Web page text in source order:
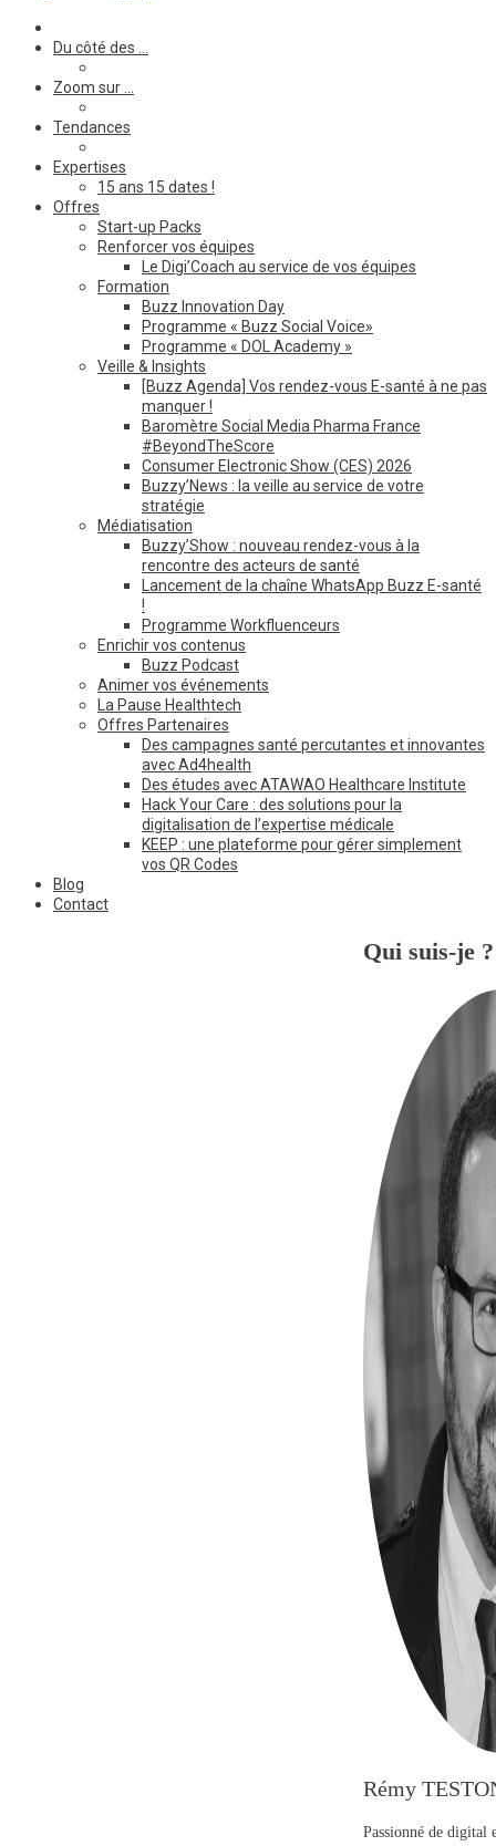
Du côté des …
Zoom sur …
Tendances
Expertises
15 ans 15 dates !
Offres
Start-up Packs
Renforcer vos équipes
Le Digi’Coach au service de vos équipes
Formation
Buzz Innovation Day
Programme « Buzz Social Voice»
Programme « DOL Academy »
Veille & Insights
[Buzz Agenda] Vos rendez-vous E-santé à ne pas
manquer !
Baromètre Social Media Pharma France
#BeyondTheScore
Consumer Electronic Show (CES) 2026
Buzzy’News : la veille au service de votre
stratégie
Médiatisation
Buzzy’Show : nouveau rendez-vous à la
rencontre des acteurs de santé
Lancement de la chaîne WhatsApp Buzz E-santé
!
Programme Workfluenceurs
Enrichir vos contenus
Buzz Podcast
Animer vos événements
La Pause Healthtech
Offres Partenaires
Des campagnes santé percutantes et innovantes
avec Ad4health
Des études avec ATAWAO Healthcare Institute
Hack Your Care : des solutions pour la
digitalisation de l’expertise médicale
KEEP : une plateforme pour gérer simplement
vos QR Codes
Blog
Contact
Qui suis-je ?
Rémy
Passionné de digital